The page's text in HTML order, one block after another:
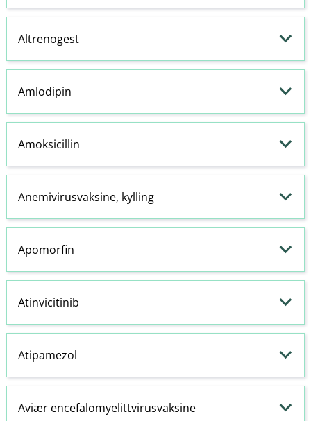
Altrenogest
Amlodipin
Amoksicillin
Anemivirusvaksine, kylling
Apomorfin
Atinvicitinib
Atipamezol
Aviær encefalomyelittvirusvaksine